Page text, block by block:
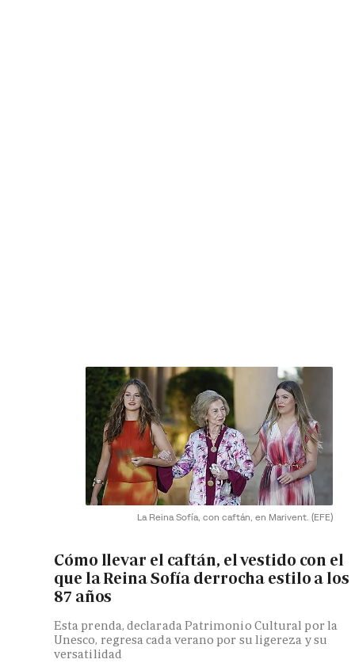
La Reina Sofía, con caftán, en Marivent. (EFE)
Cómo llevar el caftán, el vestido con el
que la Reina Sofía derrocha estilo a los
87 años
Esta prenda, declarada Patrimonio Cultural por la
Unesco, regresa cada verano por su ligereza y su
versatilidad